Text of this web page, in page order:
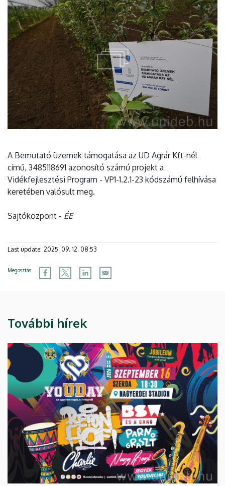
A Bemutató üzemek támogatása az UD Agrár Kft-nél
című, 3485118691 azonosító számú projekt a
Vidékfejlesztési Program - VP1-1.2.1-23 kódszámú felhívása
keretében valósult meg.
Sajtóközpont - ÉE
Last update: 2025. 09. 12. 08:53
Megosztás
További hírek